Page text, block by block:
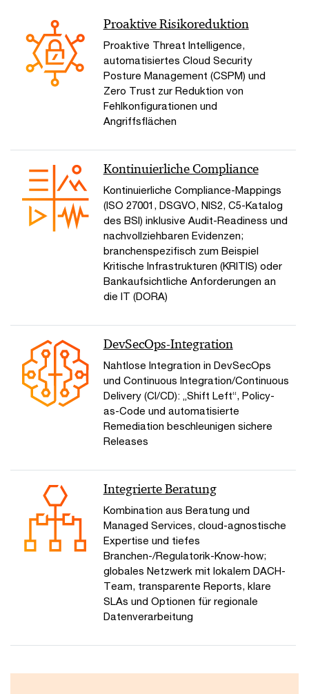
Proaktive Risikoreduktion
Proaktive Threat Intelligence,
automatisiertes Cloud Security
Posture Management (CSPM) und
Zero Trust zur Reduktion von
Fehlkonfigurationen und
Angriffsflächen
Kontinuierliche Compliance
Kontinuierliche Compliance-Mappings
(ISO 27001, DSGVO, NIS2, C5-Katalog
des BSI) inklusive Audit-Readiness und
nachvollziehbaren Evidenzen;
branchenspezifisch zum Beispiel
Kritische Infrastrukturen (KRITIS) oder
Bankaufsichtliche Anforderungen an
die IT (DORA)
DevSecOps-Integration
Nahtlose Integration in DevSecOps
und Continuous Integration/Continuous
Delivery (CI/CD): „Shift Left“, Policy-
as-Code und automatisierte
Remediation beschleunigen sichere
Releases
Integrierte Beratung
Kombination aus Beratung und
Managed Services, cloud-agnostische
Expertise und tiefes
Branchen-/Regulatorik-Know-how;
globales Netzwerk mit lokalem DACH-
Team, transparente Reports, klare
SLAs und Optionen für regionale
Datenverarbeitung